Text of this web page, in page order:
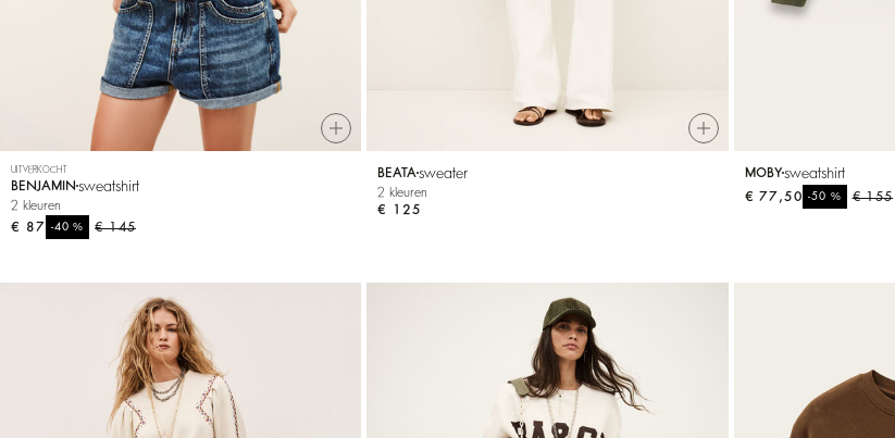
UITVERKOCHT
BENJAMIN sweatshirt
2 kleuren
€ 145
-40%
€ 87
BEATAsweater
2 kleuren
€ 125
MOBYsweatshirt
€ 155
-50 %
€ 77,50